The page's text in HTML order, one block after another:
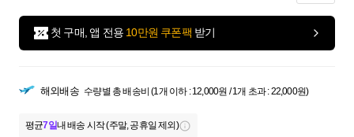
첫 구매, 앱 전용 10만원 쿠폰팩 받기
해외배송 수량별 총 배송비 (1개 이하 : 12,000원 / 1개 초과 : 22,000원)
평균7일내 배송 시작 (주말, 공휴일 제외)